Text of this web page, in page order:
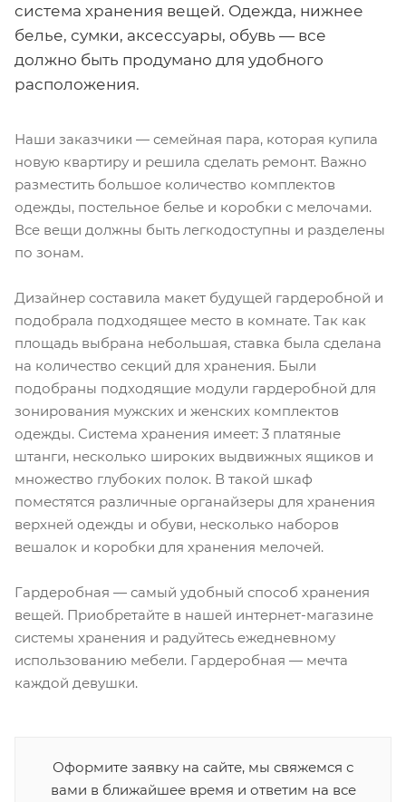
система хранения вещей. Одежда, нижнее
белье, сумки, аксессуары, обувь — все
должно быть продумано для удобного
расположения.
Наши заказчики — семейная пара, которая купила
новую квартиру и решила сделать ремонт. Важно
разместить большое количество комплектов
одежды, постельное белье и коробки с мелочами.
Все вещи должны быть легкодоступны и разделены
по зонам.
Дизайнер составила макет будущей гардеробной и
подобрала подходящее место в комнате. Так как
площадь выбрана небольшая, ставка была сделана
на количество секций для хранения. Были
подобраны подходящие модули гардеробной для
зонирования мужских и женских комплектов
одежды. Система хранения имеет: 3 платяные
штанги, несколько широких выдвижных ящиков и
множество глубоких полок. В такой шкаф
поместятся различные органайзеры для хранения
верхней одежды и обуви, несколько наборов
вешалок и коробки для хранения мелочей.
Гардеробная — самый удобный способ хранения
вещей. Приобретайте в нашей интернет-магазине
системы хранения и радуйтесь ежедневному
использованию мебели. Гардеробная — мечта
каждой девушки.
Оформите заявку на сайте, мы свяжемся с
вами в ближайшее время и ответим на все